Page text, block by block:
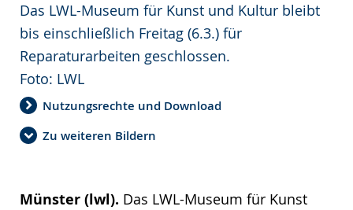
Das LWL-Museum für Kunst und Kultur bleibt
bis einschließlich Freitag (6.3.) für
Reparaturarbeiten geschlossen.
Foto: LWL
Nutzungsrechte und Download
Zu weiteren Bildern
Münster (lwl). Das LWL-Museum für Kunst